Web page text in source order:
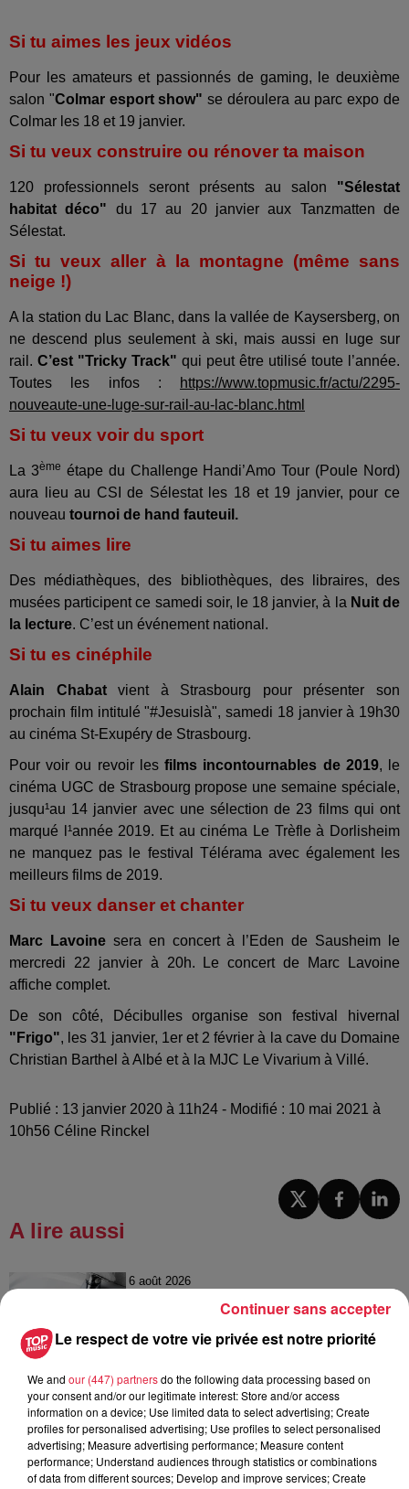
Si tu aimes les jeux vidéos
Pour les amateurs et passionnés de gaming, le deuxième
salon "Colmar esport show" se déroulera au parc expo de
Colmar les 18 et 19 janvier.
Si tu veux construire ou rénover ta maison
120 professionnels seront présents au salon "Sélestat
habitat déco" du 17 au 20 janvier aux Tanzmatten de
Sélestat.
Si tu veux aller à la montagne (même sans
neige !)
A la station du Lac Blanc, dans la vallée de Kaysersberg, on
ne descend plus seulement à ski, mais aussi en luge sur
rail. C’est "Tricky Track" qui peut être utilisé toute l’année.
Toutes les infos :
https://www.topmusic.fr/actu/2295-
nouveaute-une-luge-sur-rail-au-lac-blanc.html
Si tu veux voir du sport
La 3ème étape du Challenge Handi’Amo Tour (Poule Nord)
aura lieu au CSI de Sélestat les 18 et 19 janvier, pour ce
nouveau tournoi de hand fauteuil.
Si tu aimes lire
Des médiathèques, des bibliothèques, des libraires, des
musées participent ce samedi soir, le 18 janvier, à la Nuit de
la lecture. C’est un événement national.
Si tu es cinéphile
Alain Chabatvient à Strasbourg pour présenter son
prochain film intitulé "#Jesuislà", samedi 18 janvier à 19h30
au cinéma St-Exupéry de Strasbourg.
Pour voir ou revoir lesfilms incontournables de 2019, le
cinéma UGC de Strasbourg propose une semaine spéciale,
jusqu¹au 14 janvier avec une sélection de 23 films qui ont
marqué l¹année 2019. Et au cinéma Le Trèfle à Dorlisheim
ne manquez pas le festival Télérama avec également les
meilleurs films de 2019.
Si tu veux danser et chanter
Marc Lavoinesera en concert à l’Eden de Sausheim le
mercredi 22 janvier à 20h. Le concert de Marc Lavoine
affiche complet.
De son côté, Décibulles organise son festival hivernal
"Frigo", les 31 janvier, 1er et 2 février à la cave du Domaine
Christian Barthel à Albé et à la MJC Le Vivarium à Villé.
Publié : 13 janvier 2020 à 11h24 - Modifié : 10 mai 2021 à
10h56 Céline Rinckel
A lire aussi
6 août 2026
À Hoerdt, de l’eau brune sort des
6 août 2026
Tags antisémites à Strasbourg :
Catherine Trautmann réagit
Le respect de votre vie privée est notre priorité
We and our (447) partnersdo the following data processing based on
your consent and/or our legitimate interest: Store and/or access
information on a device; Use limited data to select advertising; Create
profiles for personalised advertising; Use profiles to select personalised
advertising; Measure advertising performance; Measure content
performance; Understand audiences through statistics or combinations
of data from different sources; Develop and improve services; Create
Continuer sans accepter